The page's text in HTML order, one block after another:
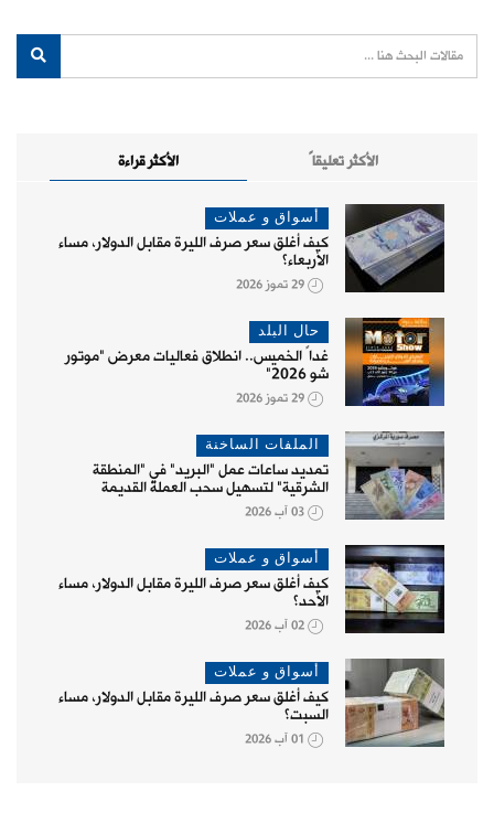
الأكثر قراءة الأكثر تعليقاً
أسواق و عملات
كيف أغلق سعر صرف الليرة مقابل الدولار، مساء
الأربعاء؟
29 تموز 2026
حال البلد
غداً الخميس.. انطلاق فعاليات معرض "موتور
شو 2026"
29 تموز 2026
الملفات الساخنة
تمديد ساعات عمل "البريد" في "المنطقة
الشرقية" لتسهيل سحب العملة القديمة
03 آب 2026
أسواق و عملات
كيف أغلق سعر صرف الليرة مقابل الدولار، مساء
الأحد؟
02 آب 2026
أسواق و عملات
كيف أغلق سعر صرف الليرة مقابل الدولار، مساء
السبت؟
01 آب 2026